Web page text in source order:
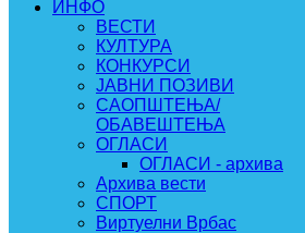
ИНФО
ВЕСТИ
КУЛТУРА
КОНКУРСИ
ЈАВНИ ПОЗИВИ
САОПШТЕЊА/
ОБАВЕШТЕЊА
ОГЛАСИ
ОГЛАСИ - архива
Архива вести
СПОРТ
Виртуелни Врбас